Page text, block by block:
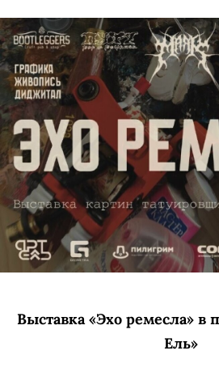
с точной и
6 августа, 20:00 (сбор
Кино-кафе «Премьера»
16+